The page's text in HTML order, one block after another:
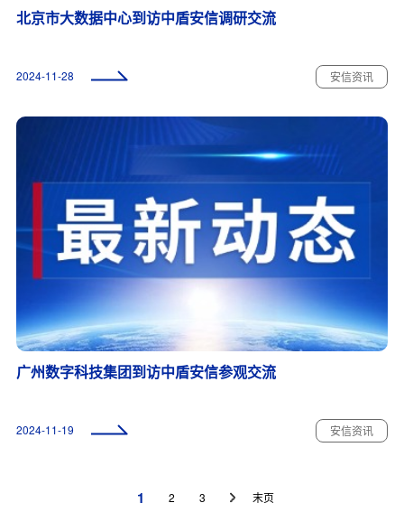
北京市大数据中心到访中盾安信调研交流
2024-11-28 安信资讯
广州数字科技集团到访中盾安信参观交流
2024-11-19 安信资讯
1 2 3 末页